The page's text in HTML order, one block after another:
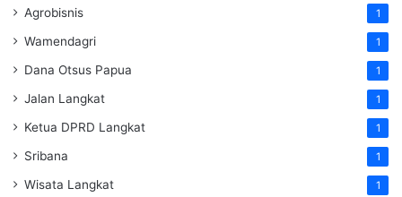
Agrobisnis 1
Wamendagri 1
Dana Otsus Papua 1
Jalan Langkat 1
Ketua DPRD Langkat 1
Sribana 1
Wisata Langkat 1